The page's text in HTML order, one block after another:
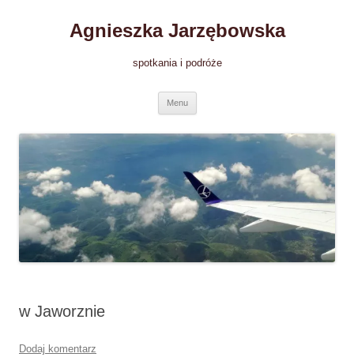
Agnieszka Jarzębowska
spotkania i podróże
Menu
w Jaworznie
Dodaj komentarz